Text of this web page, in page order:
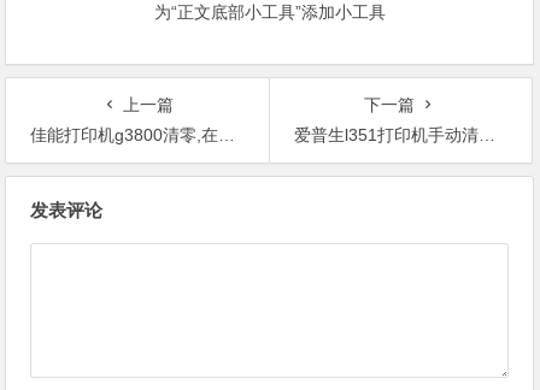
为“正文底部小工具”添加小工具
上一篇
佳能打印机g3800清零,在哪里查看电脑上面的错误信息？
下一篇
爱普生l351打印机手动清零步骤,打印机出现这个问题怎么样解决？
发表评论